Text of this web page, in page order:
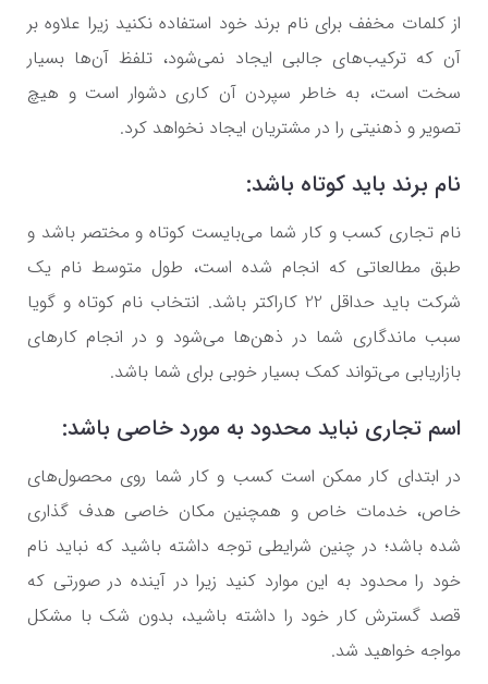
از کلمات مخفف برای نام برند خود استفاده نکنید زیرا علاوه بر
آن که ترکیب‌های جالبی ایجاد نمی‌شود، تلفظ آن‌ها بسیار
سخت است، به خاطر سپردن آن کاری دشوار است و هیچ
تصویر و ذهنیتی را در مشتریان ایجاد نخواهد کرد.
نام برند باید کوتاه باشد:
نام تجاری کسب و کار شما می‌بایست کوتاه و مختصر باشد و
طبق مطالعاتی که انجام شده است، طول متوسط نام یک
شرکت باید حداقل 22 کاراکتر باشد. انتخاب نام کوتاه و گویا
سبب ماندگاری شما در ذهن‌ها می‌شود و در انجام کارهای
بازاریابی می‌تواند کمک بسیار خوبی برای شما باشد.
اسم تجاری نباید محدود به مورد خاصی باشد:
در ابتدای کار ممکن است کسب و کار شما روی محصول‌های
خاص، خدمات خاص و همچنین مکان خاصی هدف گذاری
شده باشد؛ در چنین شرایطی توجه داشته باشید که نباید نام
خود را محدود به این موارد کنید زیرا در آینده در صورتی که
قصد گسترش کار خود را داشته باشید، بدون شک با مشکل
مواجه خواهید شد.